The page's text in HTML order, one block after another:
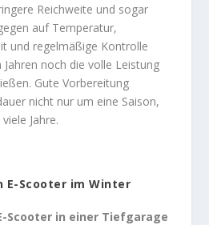
Reichweite und sogar
auf Temperatur,
und regelmäßige Kontrolle
noch die volle Leistung
Gute Vorbereitung
nicht nur um eine Saison,
Jahre.
E-Scooter im Winter
Scooter in einer Tiefgarage